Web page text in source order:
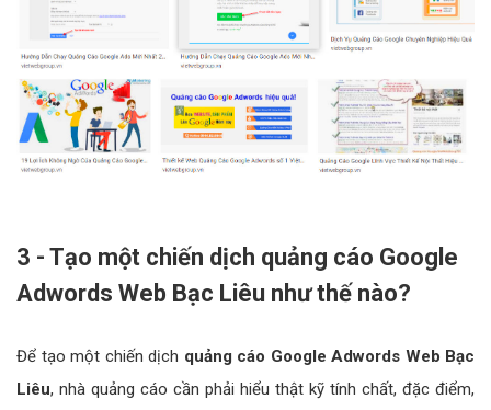
3 - Tạo một chiến dịch quảng cáo Google
Adwords Web Bạc Liêu như thế nào?
Để tạo một chiến dịch quảng cáo Google Adwords Web Bạc
Liêu, nhà quảng cáo cần phải hiểu thật kỹ tính chất, đặc điểm,